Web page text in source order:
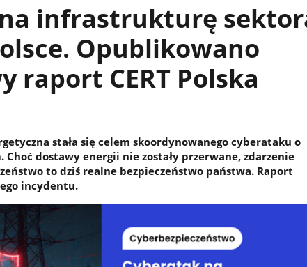
infrastrukturę
Opublikowano
raport CERT Polska
stała się celem skoordynowanego cyberataku o
dostawy energii nie zostały przerwane, zdarzenie
to dziś realne bezpieczeństwo państwa. Raport
incydentu.